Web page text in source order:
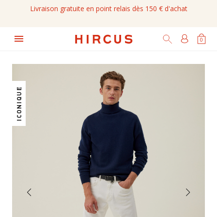
Livraison gratuite en point relais dès 150 € d'achat
0
ICONIQUE